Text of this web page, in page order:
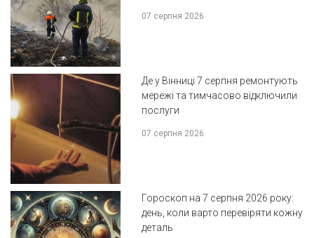
07 серпня 2026
Де у Вінниці 7 серпня ремонтують
мережі та тимчасово відключили
послуги
07 серпня 2026
Гороскоп на 7 серпня 2026 року:
день, коли варто перевіряти кожну
деталь